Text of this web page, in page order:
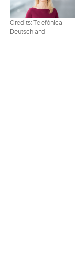
Credits: Telefónica
Deutschland